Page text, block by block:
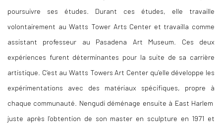
poursuivre ses études. Durant ces études, elle travaille
volontairement au Watts Tower Arts Center et travailla comme
assistant professeur au Pasadena Art Museum. Ces deux
expériences furent déterminantes pour la suite de sa carrière
artistique. C’est au Watts Towers Art Center qu’elle développe les
expérimentations avec des matériaux spécifiques, propre à
chaque communauté. Nengudi déménage ensuite à East Harlem
juste après l’obtention de son master en sculpture en 1971 et